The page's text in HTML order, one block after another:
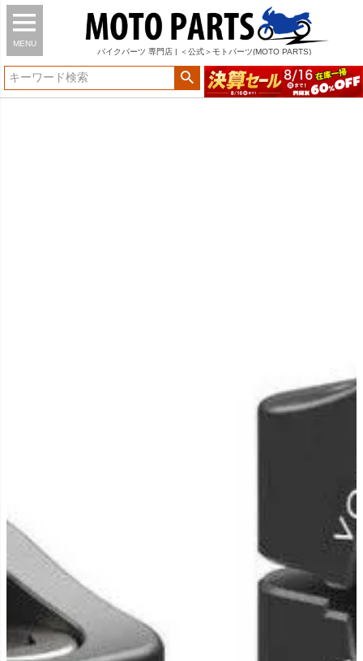
MENU
バイク パーツ 専門店 | ＜公式＞モトパーツ(MOTO PARTS)